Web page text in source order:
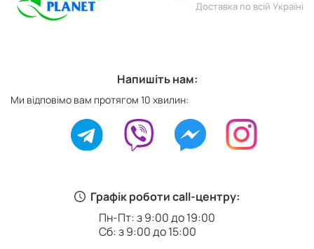
Доставка по всій Україні
Графік роботи call-центру:
Пн-Пт: з 9:00 до 19:00
Сб: з 9:00 до 15:00
Напишіть нам:
Ми відповімо вам протягом 10 хвилин: